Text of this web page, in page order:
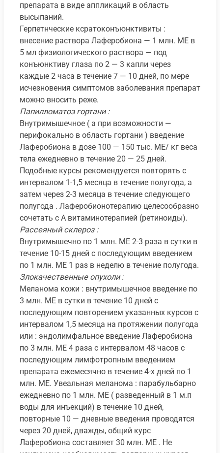
препарата в виде аппликаций в область
высыпаний.
Герпетнческие ксратоконъюнктивиты :
внесение раствора Лаферобиона — 1 млн. ME в
5 мл физиологического раствора — под
конъюнктиву глаза по 2 — 3 капли через
каждые 2 часа в течение 7 — 10 дней, по мере
исчезновения симптомов заболевания препарат
можно вносить реже.
Папилломатоз гортани :
Внутримышечное ( а при возможности —
перифокально в область гортани ) введение
Лаферобиона в дозе 100 — 150 тыс. ME/ кг веса
тела ежедневно в течение 20 — 25 дней.
Подобные курсы рекомендуется повторять с
интервалом 1-1,5 месяца в течение полугода, а
затем через 2-3 месяца в течение следующего
полугода . Лаферобионотерапию целесообразно
сочетать с А витаминотерапией (ретиноиды).
Рассеяный склероз :
Внутримышечно по 1 млн. ME 2-3 раза в сутки в
течение 10-15 дней с последующим введением
по 1 млн. ME 1 раз в неделю в течение полугода.
Злокачественные опухоли :
Меланома кожи : внутримышечное введение по
3 млн. ME в сутки в течение 10 дней с
последующим повторением указанных курсов с
интервалом 1,5 месяца на протяжении полугода
или : эндолимфальное введение Лаферобиона
по 3 млн. ME 4 раза с интервалом 48 часов с
последующим лимфотропным введением
препарата ежемесячно в течение 4-х дней по 1
млн. ME. Увеальная меланома : парабульбарно
ежедневно по 1 млн. ME ( разведенный в 1 м.п
воды для инъекций) в течение 10 дней,
повторные 10 — дневные введения проводятся
через 20 дней, дважды, общий курс
Лаферобиона составляет 30 млн. ME . Не